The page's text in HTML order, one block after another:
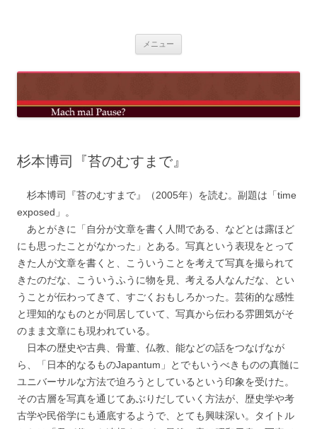
キ
メニュー
杉本博司『苔のむすまで』
杉本博司『苔のむすまで』（2005年）を読む。副題は「time
exposed」。
あとがきに「自分が文章を書く人間である、などとは露ほど
にも思ったことがなかった」とある。写真という表現をとって
きた人が文章を書くと、こういうことを考えて写真を撮られて
きたのだな、こういうふうに物を見、考える人なんだな、とい
うことが伝わってきて、すごくおもしろかった。芸術的な感性
と理知的なものとが同居していて、写真から伝わる雰囲気がそ
のまま文章にも現われている。
日本の歴史や古典、骨董、仏教、能などの話をつなげなが
ら、「日本的なるものJapantum」とでもいうべきものの真髄に
ユニバーサルな方法で迫ろうとしているという印象を受けた。
その古層を写真を通じてあぶりだしていく方法が、歴史学や考
古学や民俗学にも通底するようで、とても興味深い。タイトル